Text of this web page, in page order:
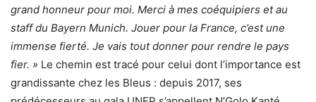
grand honneur pour moi. Merci à mes coéquipiers et au
staff du Bayern Munich. Jouer pour la France, c’est une
immense fierté. Je vais tout donner pour rendre le pays
fier. » Le chemin est tracé pour celui dont l’importance est
grandissante chez les Bleus : depuis 2017, ses